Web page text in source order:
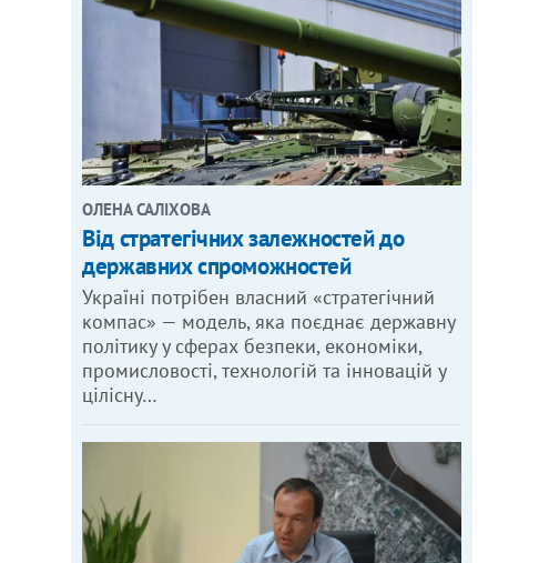
ОЛЕНА САЛІХОВА
Від стратегічних залежностей до
державних спроможностей
Україні потрібен власний «стратегічний
компас» — модель, яка поєднає державну
політику у сферах безпеки, економіки,
промисловості, технологій та інновацій у
цілісну…